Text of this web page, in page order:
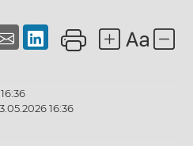
16:36